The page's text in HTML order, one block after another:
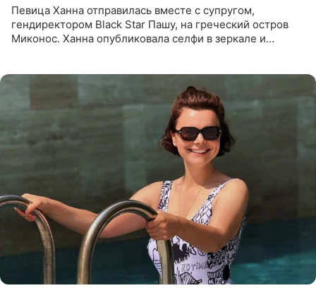
Певица Ханна отправилась вместе с супругом,
гендиректором Black Star Пашу, на греческий остров
Миконос. Ханна опубликовала селфи в зеркале и